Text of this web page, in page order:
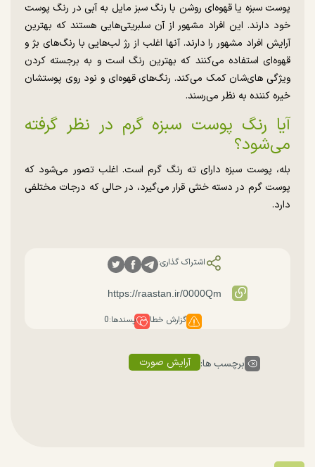
پوست سبزه یا قهوه‌ای روشن با رنگ سبز مایل به آبی در رنگ پوست
خود دارند. این افراد مشهور از آن سلبریتی‌هایی هستند که بهترین
آرایش افراد مشهور را دارند. آنها اغلب از رژ لب‌هایی با رنگ‌های بژ و
قهوه‌ای استفاده می‌کنند که بهترین رنگ است و به برجسته کردن
ویژگی های‌شان کمک می‌کند. رنگ‌های قهوه‌ای و نود روی پوستشان
خیره کننده به نظر می‌رسند.
آیا رنگ پوست سبزه گرم در نظر گرفته
می‌شود؟
بله، پوست سبزه دارای ته رنگ گرم است. اغلب تصور می‌شود که
پوست گرم در دسته خنثی قرار می‌گیرد، در حالی که درجات مختلفی
دارد.
اشتراک گذاری:
گزارش خطا پسندها:0
برچسب ها: آرایش صورت